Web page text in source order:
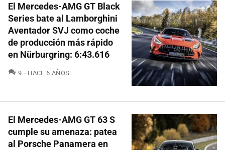
El Mercedes-AMG GT Black
Series bate al Lamborghini
Aventador SVJ como coche
de producción más rápido
en Nürburgring: 6:43.616
9 COMENTARIOS
HACE 6 AÑOS
El Mercedes-AMG GT 63 S
cumple su amenaza: patea
al Porsche Panamera en